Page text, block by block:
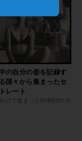
の自分の姿を記録す
国々から集まったセ
レート
けで集まった約4000のモ